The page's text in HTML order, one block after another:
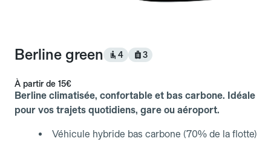
Berline green 4 3
À partir de 15€
Berline climatisée, confortable et bas carbone. Idéale
pour vos trajets quotidiens, gare ou aéroport.
Véhicule hybride bas carbone (70% de la flotte)